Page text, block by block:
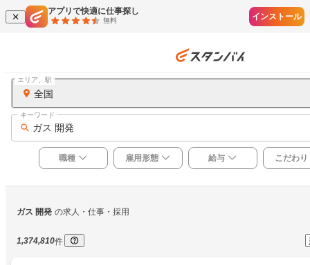
アプリで快適に仕事探し
無料 インストール
全国
エリア、駅
ガス 開発
キーワード
職種 雇用形態 給与 こだわり
ガス 開発 の求人・仕事・採用
1,374,810件